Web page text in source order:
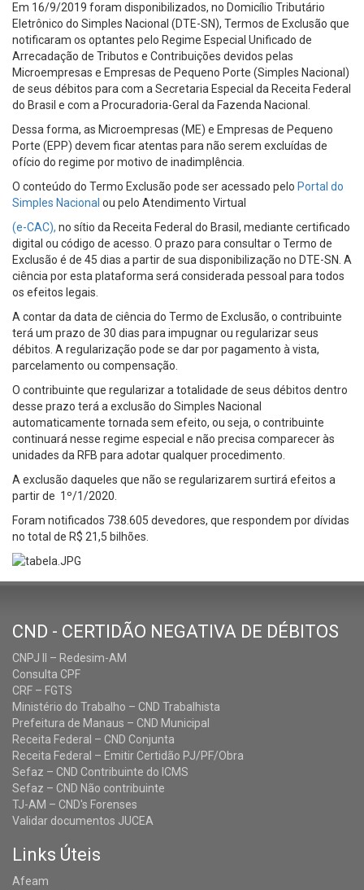
Em 16/9/2019 foram disponibilizados, no Domicílio Tributário
Eletrônico do Simples Nacional (DTE-SN), Termos de Exclusão que
notificaram os optantes pelo Regime Especial Unificado de
Arrecadação de Tributos e Contribuições devidos pelas
Microempresas e Empresas de Pequeno Porte (Simples Nacional)
de seus débitos para com a Secretaria Especial da Receita Federal
do Brasil e com a Procuradoria-Geral da Fazenda Nacional.
Dessa forma, as Microempresas (ME) e Empresas de Pequeno
Porte (EPP) devem ficar atentas para não serem excluídas de
ofício do regime por motivo de inadimplência.
O conteúdo do Termo Exclusão pode ser acessado pelo Portal do
Simples Nacional ou pelo Atendimento Virtual
(e-CAC), no sítio da Receita Federal do Brasil, mediante certificado
digital ou código de acesso. O prazo para consultar o Termo de
Exclusão é de 45 dias a partir de sua disponibilização no DTE-SN. A
ciência por esta plataforma será considerada pessoal para todos
os efeitos legais.
A contar da data de ciência do Termo de Exclusão, o contribuinte
terá um prazo de 30 dias para impugnar ou regularizar seus
débitos. A regularização pode se dar por pagamento à vista,
parcelamento ou compensação.
O contribuinte que regularizar a totalidade de seus débitos dentro
desse prazo terá a exclusão do Simples Nacional
automaticamente tornada sem efeito, ou seja, o contribuinte
continuará nesse regime especial e não precisa comparecer às
unidades da RFB para adotar qualquer procedimento.
A exclusão daqueles que não se regularizarem surtirá efeitos a
partir de 1º/1/2020.
Foram notificados 738.605 devedores, que respondem por dívidas
no total de R$ 21,5 bilhões.
CND - CERTIDÃO NEGATIVA DE DÉBITOS
CNPJ II – Redesim-AM
Consulta CPF
CRF – FGTS
Ministério do Trabalho – CND Trabalhista
Prefeitura de Manaus – CND Municipal
Receita Federal – CND Conjunta
Receita Federal – Emitir Certidão PJ/PF/Obra
Sefaz – CND Contribuinte do ICMS
Sefaz – CND Não contribuinte
TJ-AM – CND's Forenses
Validar documentos JUCEA
Links Úteis
Afeam